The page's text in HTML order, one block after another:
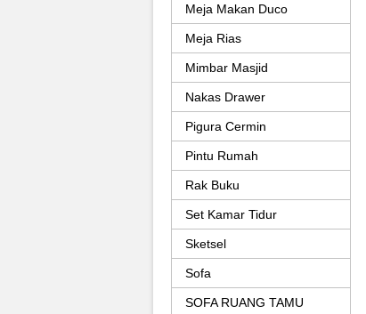
Meja Makan Duco
Meja Rias
Mimbar Masjid
Nakas Drawer
Pigura Cermin
Pintu Rumah
Rak Buku
Set Kamar Tidur
Sketsel
Sofa
SOFA RUANG TAMU